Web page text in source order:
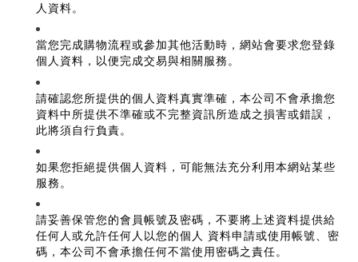
人資料。
當您完成購物流程或參加其他活動時，網站會要求您登錄
個人資料，以便完成交易與相關服務。
請確認您所提供的個人資料真實準確，本公司不會承擔您
資料中所提供不準確或不完整資訊所造成之損害或錯誤，
此將須自行負責。
如果您拒絕提供個人資料，可能無法充分利用本網站某些
服務。
請妥善保管您的會員帳號及密碼，不要將上述資料提供給
任何人或允許任何人以您的個人 資料申請或使用帳號、密
碼，本公司不會承擔任何不當使用密碼之責任。